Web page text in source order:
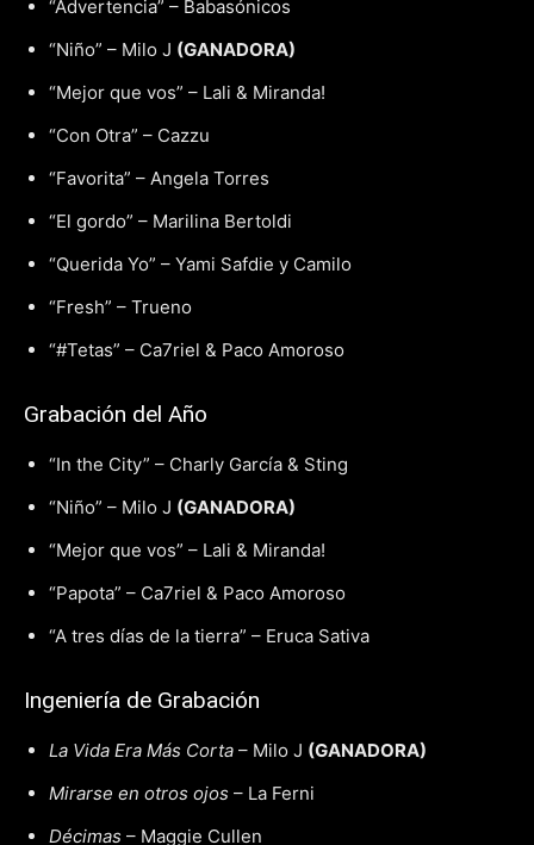
“Advertencia” – Babasónicos
“Niño” – Milo J (GANADORA)
“Mejor que vos” – Lali & Miranda!
“Con Otra” – Cazzu
“Favorita” – Angela Torres
“El gordo” – Marilina Bertoldi
“Querida Yo” – Yami Safdie y Camilo
“Fresh” – Trueno
“#Tetas” – Ca7riel & Paco Amoroso
Grabación del Año
“In the City” – Charly García & Sting
“Niño” – Milo J (GANADORA)
“Mejor que vos” – Lali & Miranda!
“Papota” – Ca7riel & Paco Amoroso
“A tres días de la tierra” – Eruca Sativa
Ingeniería de Grabación
La Vida Era Más Corta – Milo J (GANADORA)
Mirarse en otros ojos – La Ferni
Décimas – Maggie Cullen